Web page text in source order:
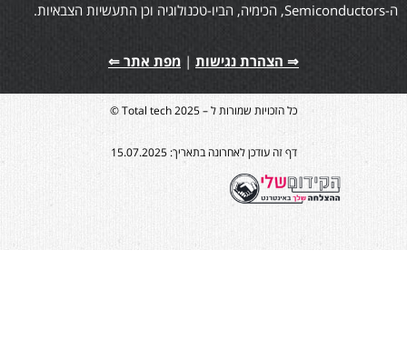
⇒ הצהרת נגישות| מפת אתר ⇐
כל הזכויות שמורות ל – Total tech 2025 ©
דף זה עודכן לאחרונה בתאריך: 15.07.2025